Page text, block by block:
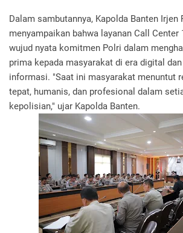
Dalam sambutannya, Kapolda Banten Irjen
menyampaikan bahwa layanan Call Center
wujud nyata komitmen Polri dalam
prima kepada masyarakat di era digital
informasi. "Saat ini masyarakat menuntut
tepat, humanis, dan profesional dalam
kepolisian," ujar Kapolda Banten.